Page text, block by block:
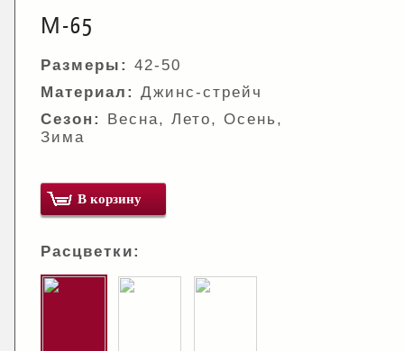
М-65
Размеры: 42-50
Материал: Джинс-стрейч
Сезон:
Весна, Лето, Осень,
Зима
В корзину
Расцветки: